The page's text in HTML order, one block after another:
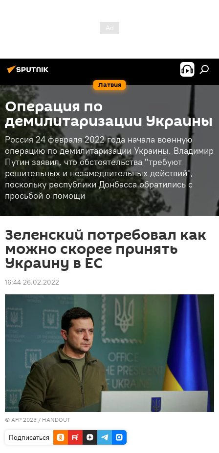
Латвия
Операция по
демилитаризации Украины
Россия 24 февраля 2022 года начала военную
операцию по демилитаризации Украины. Владимир
Путин заявил, что обстоятельства "требуют
решительных и незамедлительных действий",
поскольку республики Донбасса обратились с
просьбой о помощи
Зеленский потребовал как
можно скорее принять
Украину в ЕС
16:44 26.02.2022
© AFP 2023 / HANDOUT
Подписаться